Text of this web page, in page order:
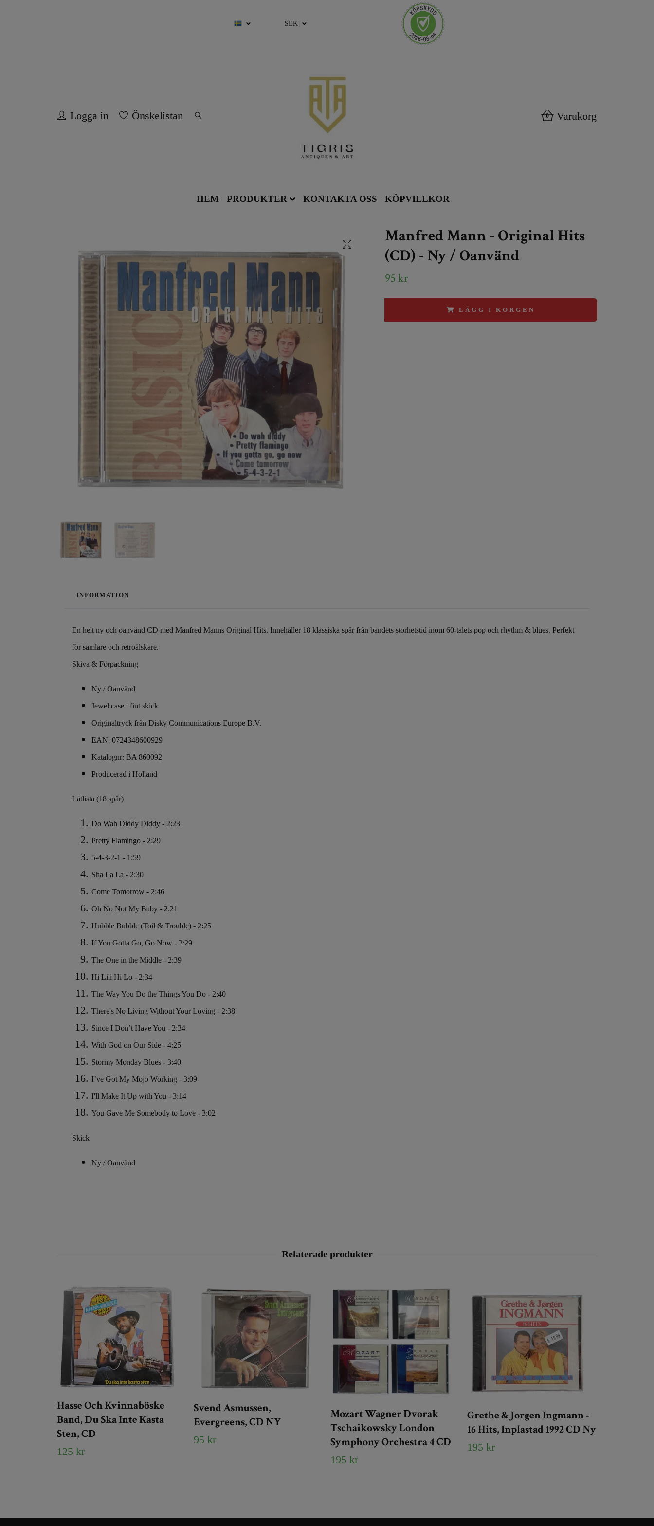
SEK
Logga in Önskelistan 0 Varukorg
HEM PRODUKTER KONTAKTA OSS KÖPVILLKOR
Manfred Mann - Original Hits
(CD) - Ny / Oanvänd
95 kr
LÄGG I KORGEN
INFORMATION
En helt ny och oanvänd CD med Manfred Manns Original Hits. Innehåller 18 klassiska spår från bandets storhetstid inom 60-talets pop och rhythm & blues. Perfekt
för samlare och retroälskare.
Skiva & Förpackning
Ny / Oanvänd
Jewel case i fint skick
Originaltryck från Disky Communications Europe B.V.
EAN: 0724348600929
Katalognr: BA 860092
Producerad i Holland
Låtlista (18 spår)
Do Wah Diddy Diddy - 2:23
Pretty Flamingo - 2:29
5-4-3-2-1 - 1:59
Sha La La - 2:30
Come Tomorrow - 2:46
Oh No Not My Baby - 2:21
Hubble Bubble (Toil & Trouble) - 2:25
If You Gotta Go, Go Now - 2:29
The One in the Middle - 2:39
Hi Lili Hi Lo - 2:34
The Way You Do the Things You Do - 2:40
There's No Living Without Your Loving - 2:38
Since I Don’t Have You - 2:34
With God on Our Side - 4:25
Stormy Monday Blues - 3:40
I’ve Got My Mojo Working - 3:09
I'll Make It Up with You - 3:14
You Gave Me Somebody to Love - 3:02
Skick
Ny / Oanvänd
Hasse Och Kvinnaböske
Band, Du Ska Inte Kasta
Sten, CD
125 kr
Svend Asmussen,
Evergreens, CD NY
95 kr
Mozart Wagner Dvorak
Tschaikowsky London
Symphony Orchestra 4 CD
195 kr
Grethe & Jorgen Ingmann -
16 Hits, Inplastad 1992 CD Ny
195 kr